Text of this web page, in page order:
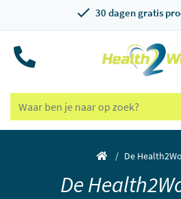
30 dagen gratis
De
De